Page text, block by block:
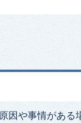
因や事情がある